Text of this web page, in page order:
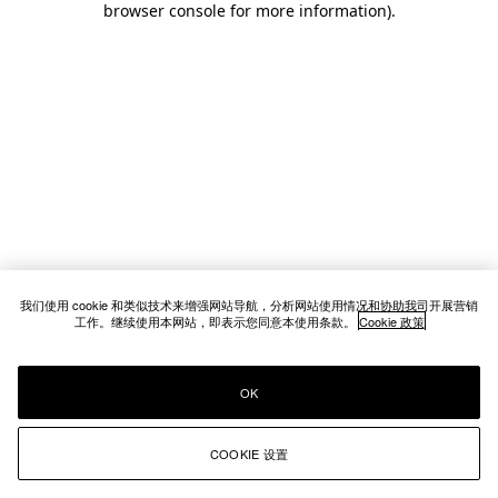
browser console for more information).
我们使用 cookie 和类似技术来增强网站导航，分析网站使用情况和协助我司开展营销
工作。继续使用本网站，即表示您同意本使用条款。 Cookie 政策
COOKIE 设置
OK